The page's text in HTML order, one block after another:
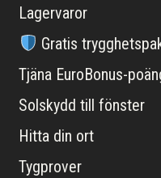
Lagervaror
Gratis
Tjäna EuroBonus-
Solskydd till fönster
Hitta din ort
Tygprover